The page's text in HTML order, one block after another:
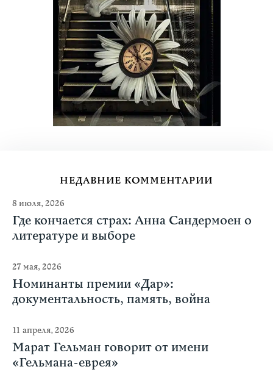
НЕДАВНИЕ КОММЕНТАРИИ
8 июля, 2026
Где кончается страх: Анна Сандермоен о
литературе и выборе
27 мая, 2026
Номинанты премии «Дар»:
документальность, память, война
11 апреля, 2026
Марат Гельман говорит от имени
«Гельмана-еврея»